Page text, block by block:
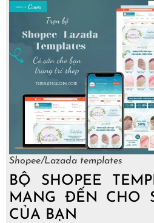
Shopee/Lazada templates
BỘ SHOPEE
MANG ĐẾN CHO
CỦA BẠN